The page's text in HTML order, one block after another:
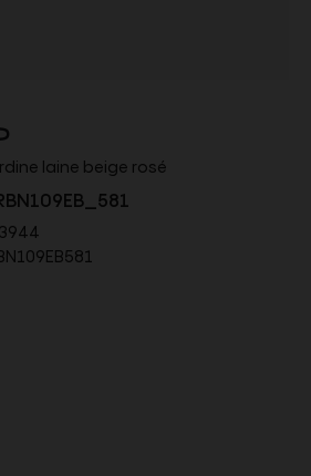
laine beige rosé